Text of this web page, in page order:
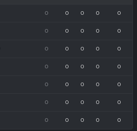
0 0 0 0 0
0 0 0 0 0
0 0 0 0 0
0 0 0 0 0
0 0 0 0 0
0 0 0 0 0
0 0 0 0 0